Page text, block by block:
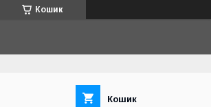
Кошик
Кошик